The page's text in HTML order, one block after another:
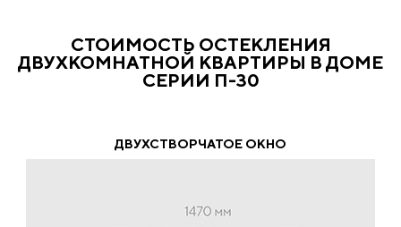
СТОИМОСТЬ ОСТЕКЛЕНИЯ
ДВУХКОМНАТНОЙ КВАРТИРЫ В ДОМЕ
СЕРИИ П-30
ДВУХСТВОРЧАТОЕ ОКНО